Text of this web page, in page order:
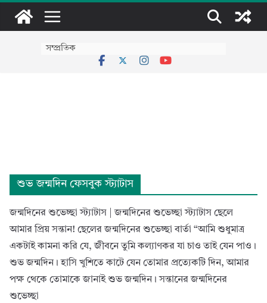
সম্প্রতিক
শুভ জন্মদিন ফেসবুক স্ট্যাটাস
জন্মদিনের শুভেচ্ছা স্ট্যাটাস | জন্মদিনের শুভেচ্ছা স্ট্যাটাস ছেলে
আমার প্রিয় সন্তান! ছেলের জন্মদিনের শুভেচ্ছা বার্তা “আমি শুধুমাত্র
একটাই কামনা করি যে, জীবনে তুমি কল্যাণকর যা চাও তাই যেন পাও।
শুভ জন্মদিন। হাসি খুশিতে কাটে যেন তোমার প্রত্যেকটি দিন, আমার
পক্ষ থেকে তোমাকে জানাই শুভ জন্মদিন। সন্তানের জন্মদিনের
শুভেচ্ছা